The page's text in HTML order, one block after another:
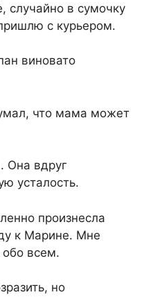
случайно в сумочку
с курьером.
виновато
что мама может
Она вдруг
усталость.
произнесла
к Марине. Мне
всем.
но